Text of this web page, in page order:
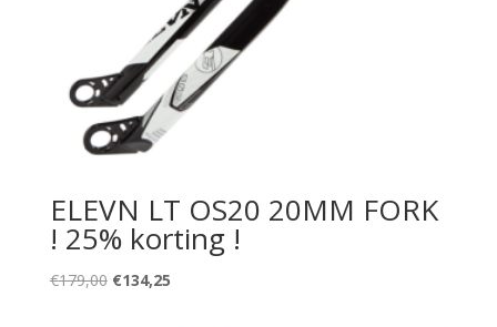
ELEVN LT OS20 20MM FORK
! 25% korting !
€179,00 Oorspronkelijke
€134,25Huidige